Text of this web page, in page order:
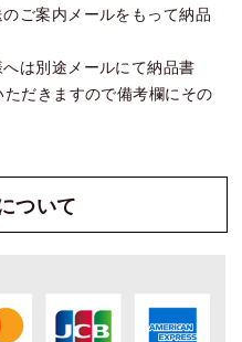
ご案内メールをもって納品
は別途メールにて納品書
ただきますので備考欄にその
ついて